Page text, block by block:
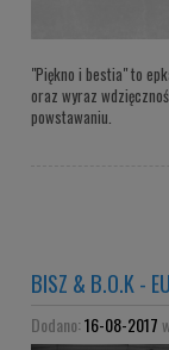
"Piękno i bestia" to
oraz wyraz
powstawaniu.
BISZ & B.O.K -
Dodano:16-08-2017